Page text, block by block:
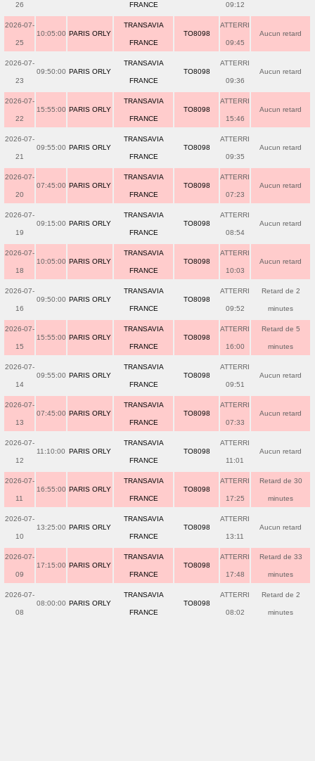
26 FRANCE 09:12
2026-07-
25
10:05:00 PARIS ORLY
TRANSAVIA
FRANCE
TO8098
ATTERRI
09:45
Aucun retard
2026-07-
23
09:50:00 PARIS ORLY
TRANSAVIA
FRANCE
TO8098
ATTERRI
09:36
Aucun retard
2026-07-
22
15:55:00 PARIS ORLY
TRANSAVIA
FRANCE
TO8098
ATTERRI
15:46
Aucun retard
2026-07-
21
09:55:00 PARIS ORLY
TRANSAVIA
FRANCE
TO8098
ATTERRI
09:35
Aucun retard
2026-07-
20
07:45:00 PARIS ORLY
TRANSAVIA
FRANCE
TO8098
ATTERRI
07:23
Aucun retard
2026-07-
19
09:15:00 PARIS ORLY
TRANSAVIA
FRANCE
TO8098
ATTERRI
08:54
Aucun retard
2026-07-
18
10:05:00 PARIS ORLY
TRANSAVIA
FRANCE
TO8098
ATTERRI
10:03
Aucun retard
2026-07-
16
09:50:00 PARIS ORLY
TRANSAVIA
FRANCE
TO8098
ATTERRI
09:52
Retard de 2
minutes
2026-07-
15
15:55:00 PARIS ORLY
TRANSAVIA
FRANCE
TO8098
ATTERRI
16:00
Retard de 5
minutes
2026-07-
14
09:55:00 PARIS ORLY
TRANSAVIA
FRANCE
TO8098
ATTERRI
09:51
Aucun retard
2026-07-
13
07:45:00 PARIS ORLY
TRANSAVIA
FRANCE
TO8098
ATTERRI
07:33
Aucun retard
2026-07-
12
11:10:00 PARIS ORLY
TRANSAVIA
FRANCE
TO8098
ATTERRI
11:01
Aucun retard
2026-07-
11
16:55:00 PARIS ORLY
TRANSAVIA
FRANCE
TO8098
ATTERRI
17:25
Retard de 30
minutes
2026-07-
10
13:25:00 PARIS ORLY
TRANSAVIA
FRANCE
TO8098
ATTERRI
13:11
Aucun retard
2026-07-
09
17:15:00 PARIS ORLY
TRANSAVIA
FRANCE
TO8098
ATTERRI
17:48
Retard de 33
minutes
2026-07-
08
08:00:00 PARIS ORLY
TRANSAVIA
FRANCE
TO8098
ATTERRI
08:02
Retard de 2
minutes